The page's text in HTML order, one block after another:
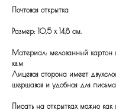
Почтовая открытка
Размер: 10,5 x 14,8 см.
Материал: мелованный картон
кв.м
Лицевая сторона имеет
шершавая и удобная для
Писать на открытках можно